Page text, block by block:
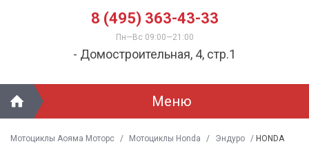
8 (495) 363-43-33
Пн—Вс 09:00—21:00
- Домостроительная, 4, стр.1
Меню
Мотоциклы Аояма Моторс / Мотоциклы Honda / Эндуро / HONDA